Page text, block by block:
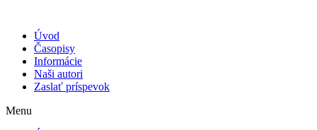
Úvod
Časopisy
Informácie
Naši autori
Zaslať príspevok
Menu